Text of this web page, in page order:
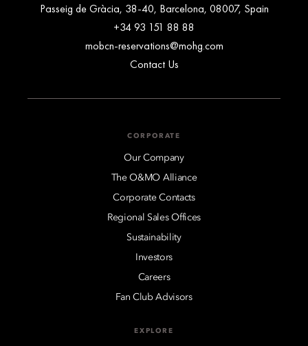
Passeig de Gràcia, 38-40, Barcelona, 08007, Spain
+34 93 151 88 88
mobcn-reservations@mohg.com
Contact Us
CORPORATE
Our Company
The O&MO Alliance
Corporate Contacts
Regional Sales Offices
Sustainability
Investors
Careers
Fan Club Advisors
EXPLORE